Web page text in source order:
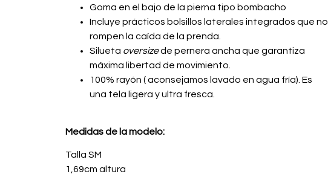
Goma en el bajo de la pierna tipo bombacho
Incluye prácticos bolsillos laterales integrados que no
rompen la caída de la prenda.
Silueta oversizede pernera ancha que garantiza
máxima libertad de movimiento.
100% rayón ( aconsejamos lavado en agua fría). Es
una tela ligera y ultra fresca.
Medidas de la modelo:
Talla SM
1,69cm altura